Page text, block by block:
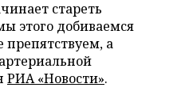
стареть
этого добиваемся
препятствуем, а
РИА «Новости».